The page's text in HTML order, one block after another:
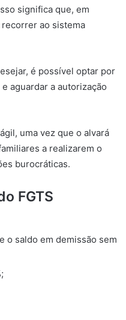
significa que, em
ao sistema
é possível optar por
aguardar a autorização
uma vez que o alvará
a realizarem o
burocráticas.
FGTS
o saldo em demissão sem